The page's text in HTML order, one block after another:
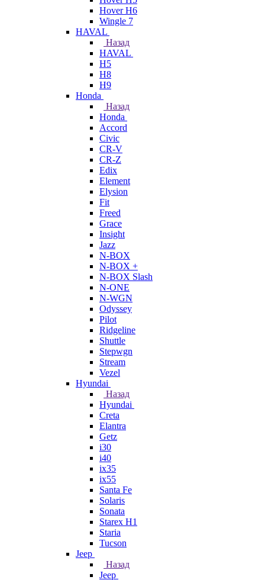
Hover H6
Wingle 7
HAVAL
Назад
HAVAL
H5
H8
H9
Honda
Назад
Honda
Accord
Civic
CR-V
CR-Z
Edix
Element
Elysion
Fit
Freed
Grace
Insight
Jazz
N-BOX
N-BOX +
N-BOX Slash
N-ONE
N-WGN
Odyssey
Pilot
Ridgeline
Shuttle
Stepwgn
Stream
Vezel
Hyundai
Назад
Hyundai
Creta
Elantra
Getz
i30
i40
ix35
ix55
Santa Fe
Solaris
Sonata
Starex H1
Staria
Tucson
Jeep
Назад
Jeep